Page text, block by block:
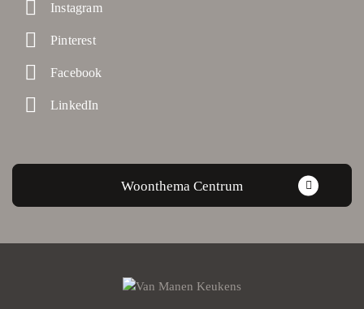
Instagram
Pinterest
Facebook
LinkedIn
Woonthema Centrum